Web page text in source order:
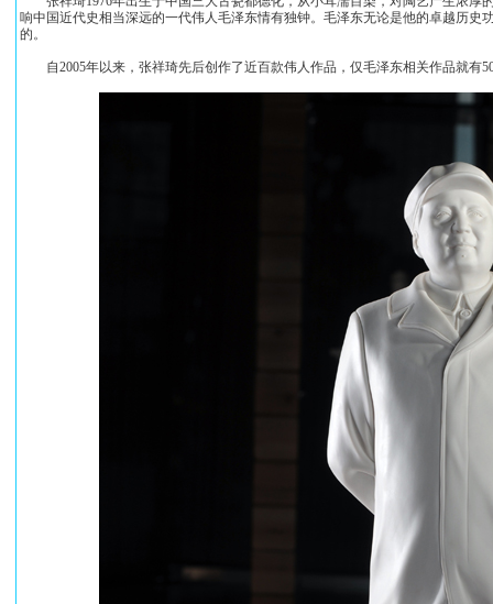
响中国近代史相当深远的一代伟人毛泽东情有独钟。毛泽东无论是他的卓越历史
的。
自2005年以来，张祥琦先后创作了近百款伟人作品，仅毛泽东相关作品就有